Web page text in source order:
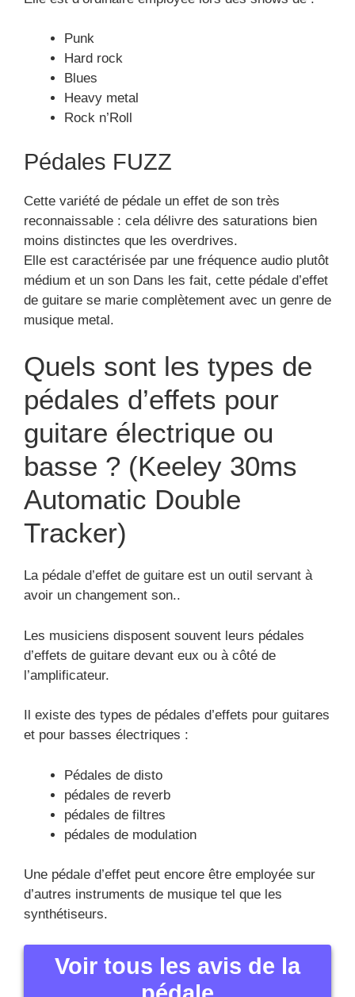
Punk
Hard rock
Blues
Heavy metal
Rock n’Roll
Pédales FUZZ
Cette variété de pédale un effet de son très
reconnaissable : cela délivre des saturations bien
moins distinctes que les overdrives.
Elle est caractérisée par une fréquence audio plutôt
médium et un son Dans les fait, cette pédale d’effet
de guitare se marie complètement avec un genre de
musique metal.
Quels sont les types de
pédales d’effets pour
guitare électrique ou
basse ? (Keeley 30ms
Automatic Double
Tracker)
La pédale d’effet de guitare est un outil servant à
avoir un changement son..
Les musiciens disposent souvent leurs pédales
d’effets de guitare devant eux ou à côté de
l’amplificateur.
Il existe des types de pédales d’effets pour guitares
et pour basses électriques :
Pédales de disto
pédales de reverb
pédales de filtres
pédales de modulation
Une pédale d’effet peut encore être employée sur
d’autres instruments de musique tel que les
synthétiseurs.
Voir tous les avis de la
pédale